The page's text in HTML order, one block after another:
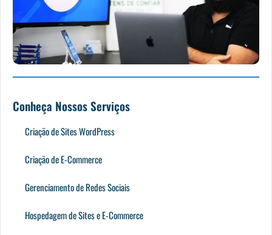
Conheça Nossos Serviços
Criação de Sites WordPress
Criação de E-Commerce
Gerenciamento de Redes Sociais
Hospedagem de Sites e E-Commerce